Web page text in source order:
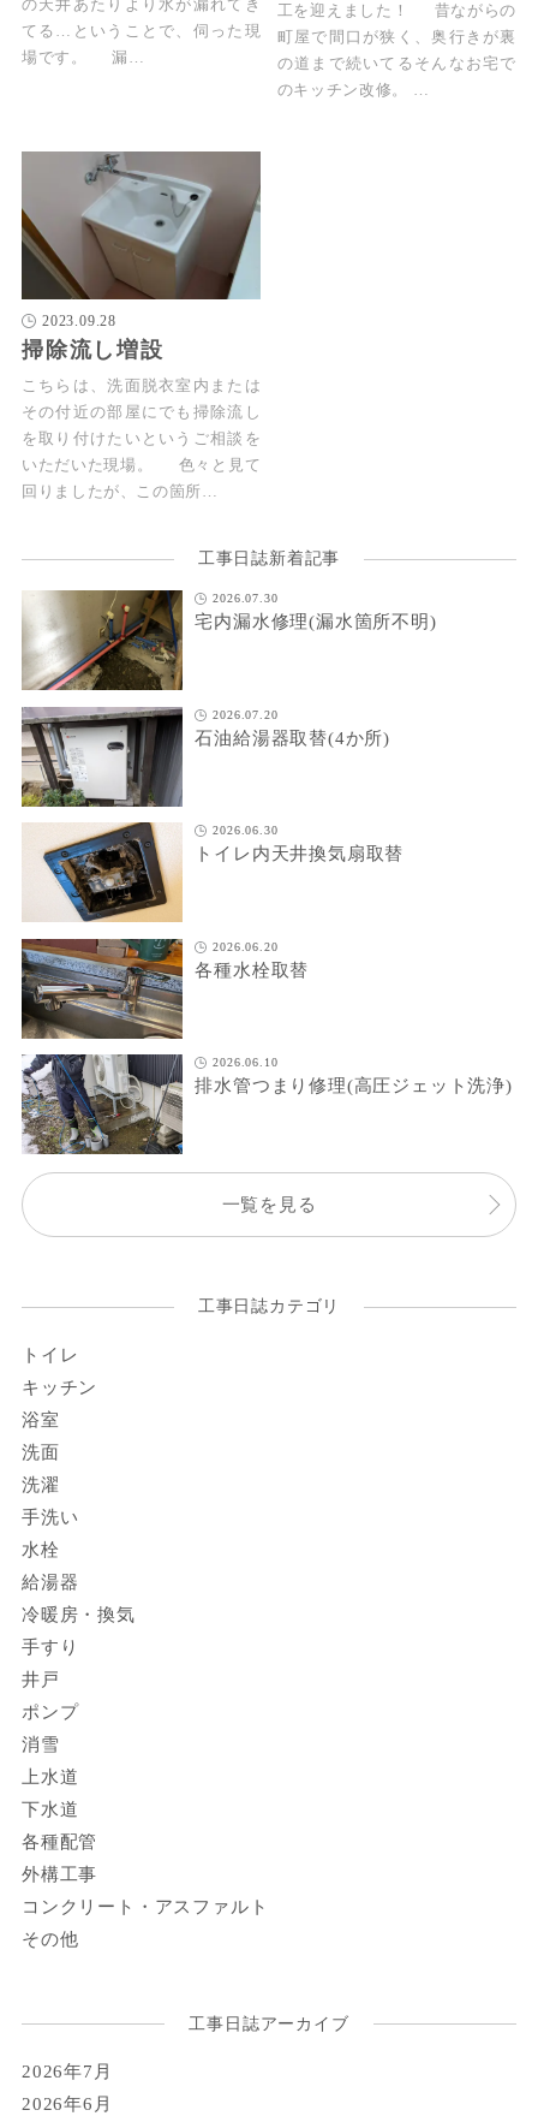
の天井あたりより水が漏れてき
てる…ということで、伺った現
場です。 漏…
工を迎えました！ 昔ながらの
町屋で間口が狭く、奥行きが裏
の道まで続いてるそんなお宅で
のキッチン改修。 …
2023.09.28
掃除流し増設
こちらは、洗面脱衣室内または
その付近の部屋にでも掃除流し
を取り付けたいというご相談を
いただいた現場。 色々と見て
回りましたが、この箇所…
工事日誌新着記事
2026.07.30
宅内漏水修理(漏水箇所不明)
2026.07.20
石油給湯器取替(4か所)
2026.06.30
トイレ内天井換気扇取替
2026.06.20
各種水栓取替
2026.06.10
排水管つまり修理(高圧ジェット洗浄)
一覧を見る
工事日誌カテゴリ
トイレ
キッチン
浴室
洗面
洗濯
手洗い
水栓
給湯器
冷暖房・換気
手すり
井戸
ポンプ
消雪
上水道
下水道
各種配管
外構工事
コンクリート・アスファルト
その他
工事日誌アーカイブ
2026年7月
2026年6月